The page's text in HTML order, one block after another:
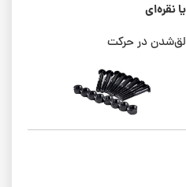
نقره‌ای
در حرکت